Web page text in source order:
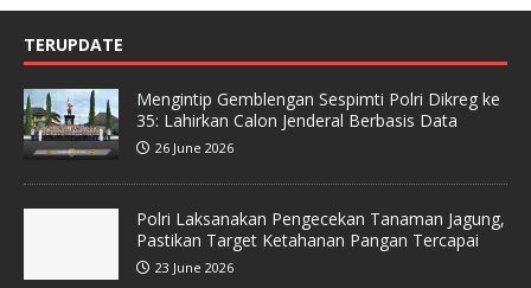
TERUPDATE
Mengintip Gemblengan Sespimti Polri Dikreg ke
35: Lahirkan Calon Jenderal Berbasis Data
26 June 2026
Polri Laksanakan Pengecekan Tanaman Jagung,
Pastikan Target Ketahanan Pangan Tercapai
23 June 2026